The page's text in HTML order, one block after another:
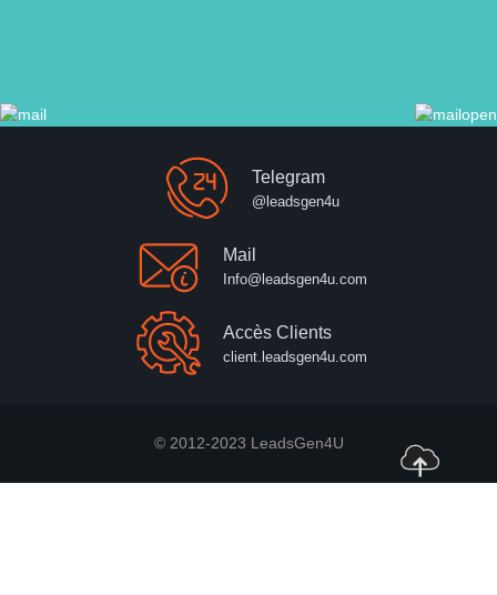
Telegram
@leadsgen4u
Mail
Info@leadsgen4u.com
Accès Clients
client.leadsgen4u.com
© 2012-2023 LeadsGen4U